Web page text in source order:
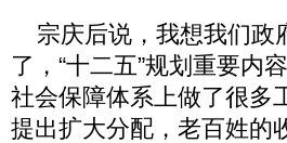
宗庆后说，我想我们政
了，“十二五”规划重要内
社会保障体系上做了很多
提出扩大分配，老百姓的